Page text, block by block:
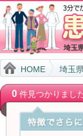
埼玉
HOME 埼玉県
0件見つかりまし